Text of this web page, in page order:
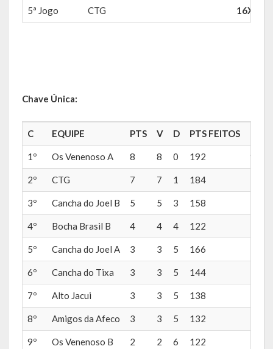
Gastronomia
Vídeos
Notícias
Contratos | Atas | Aditivos
Editais de Licitação
Parcerias | Patrocínio | Fomento | Colaboração | Convênios
Orçamento Anual
5ª Jogo CTG 16X24
Chave Única:
C EQUIPE PTS V D PTS FEITOS
1º Os Venenoso A 8 8 0 192 92
2º CTG 7 7 1 184
3º Cancha do Joel B 5 5 3 158
4º Bocha Brasil B 4 4 4 122
5º Cancha do Joel A 3 3 5 166
6º Cancha do Tixa 3 3 5 144
7º Alto Jacui 3 3 5 138
8º Amigos da Afeco 3 3 5 132
9º Os Venenoso B 2 2 6 122